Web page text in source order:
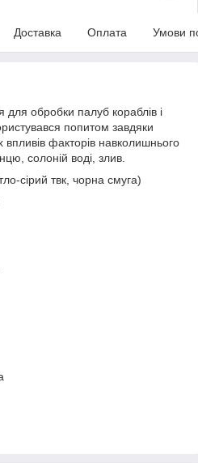
Доставка Оплата Умови
для обробки палуб кораблів і
попитом завдяки
впливів факторів навколишнього
солоній воді, злив.
сірий твк, чорна смуга)